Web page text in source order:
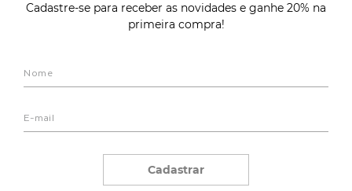
Cadastre-se para receber as novidades e ganhe 20% na
primeira compra!
Cadastrar